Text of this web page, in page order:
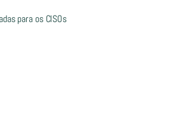
para os CISOs